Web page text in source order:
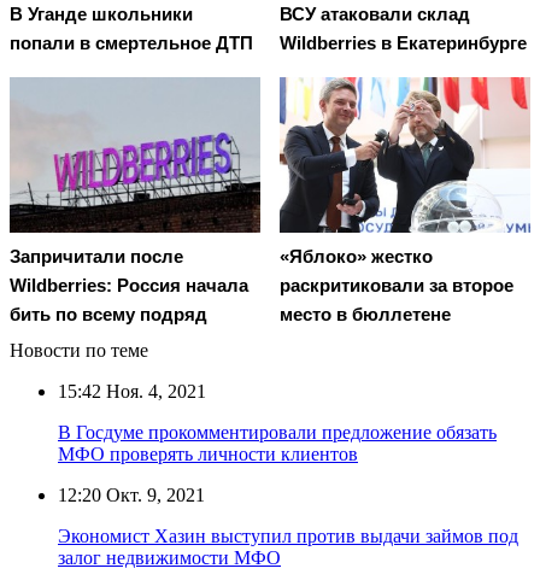
В Уганде школьники
попали в смертельное ДТП
ВСУ атаковали склад
Wildberries в Екатеринбурге
Запричитали после
Wildberries: Россия начала
бить по всему подряд
«Яблоко» жестко
раскритиковали за второе
место в бюллетене
Новости по теме
15:42 Ноя. 4, 2021
В Госдуме прокомментировали предложение обязать
МФО проверять личности клиентов
12:20 Окт. 9, 2021
Экономист Хазин выступил против выдачи займов под
залог недвижимости МФО